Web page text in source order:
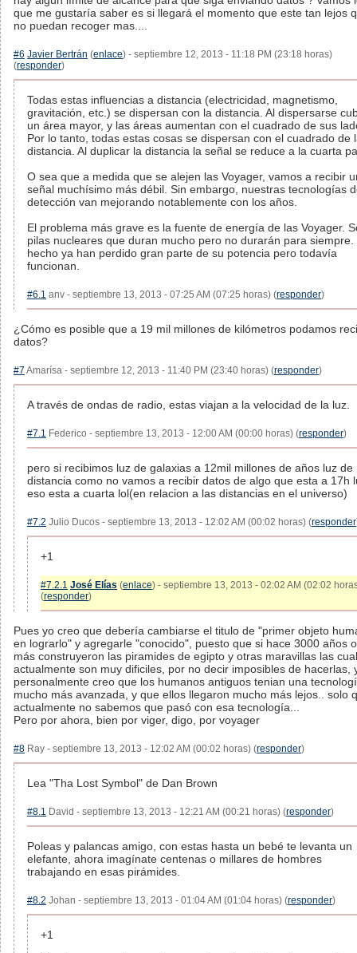
que me gustaría saber es si llegará el momento que este tan lejos
no puedan recoger mas....
#6 Javier Bertrán (enlace) - septiembre 12, 2013 - 11:18 PM (23:18 horas)
(responder)
Todas estas influencias a distancia (electricidad, magnetismo,
gravitación, etc.) se dispersan con la distancia. Al dispersarse
un área mayor, y las áreas aumentan con el cuadrado de sus
Por lo tanto, todas estas cosas se dispersan con el cuadrado de
distancia. Al duplicar la distancia la señal se reduce a la cuarta
O sea que a medida que se alejen las Voyager, vamos a recibir
señal muchísimo más débil. Sin embargo, nuestras tecnologías
detección van mejorando notablemente con los años.
El problema más grave es la fuente de energía de las Voyager.
pilas nucleares que duran mucho pero no durarán para siempre.
hecho ya han perdido gran parte de su potencia pero todavía
funcionan.
#6.1 anv - septiembre 13, 2013 - 07:25 AM (07:25 horas) (responder)
¿Cómo es posible que a 19 mil millones de kilómetros podamos
datos?
#7 Amarísa - septiembre 12, 2013 - 11:40 PM (23:40 horas) (responder)
A través de ondas de radio, estas viajan a la velocidad de la luz.
#7.1 Federico - septiembre 13, 2013 - 12:00 AM (00:00 horas) (responder)
pero si recibimos luz de galaxias a 12mil millones de años luz de
distancia como no vamos a recibir datos de algo que esta a 17h
eso esta a cuarta lol(en relacion a las distancias en el universo)
#7.2 Julio Ducos - septiembre 13, 2013 - 12:02 AM (00:02 horas) (responder
+1
#7.2.1 José Elías (enlace) - septiembre 13, 2013 - 02:02 AM (02:02
(responder)
Pues yo creo que debería cambiarse el titulo de "primer objeto
en lograrlo" y agregarle "conocido", puesto que si hace 3000 años o
más construyeron las piramides de egipto y otras maravillas las
actualmente son muy dificiles, por no decir imposibles de hacerlas,
personalmente creo que los humanos antiguos tenian una
mucho más avanzada, y que ellos llegaron mucho más lejos.. solo
actualmente no sabemos que pasó con esa tecnología...
Pero por ahora, bien por viger, digo, por voyager
#8 Ray - septiembre 13, 2013 - 12:02 AM (00:02 horas) (responder)
Lea "Tha Lost Symbol" de Dan Brown
#8.1 David - septiembre 13, 2013 - 12:21 AM (00:21 horas) (responder)
Poleas y palancas amigo, con estas hasta un bebé te levanta un
elefante, ahora imagínate centenas o millares de hombres
trabajando en esas pirámides.
#8.2 Johan - septiembre 13, 2013 - 01:04 AM (01:04 horas) (responder)
+1